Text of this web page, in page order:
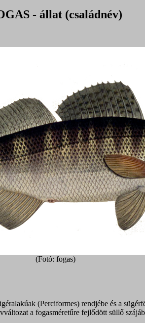
- állat (családnév)
(Fotó: fogas)
(Perciformes) rendjébe és a
a fogasméretűre fejlődött süllő